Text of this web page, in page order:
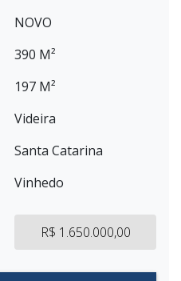
NOVO
390 M²
197 M²
Videira
Santa Catarina
Vinhedo
R$ 1.650.000,00